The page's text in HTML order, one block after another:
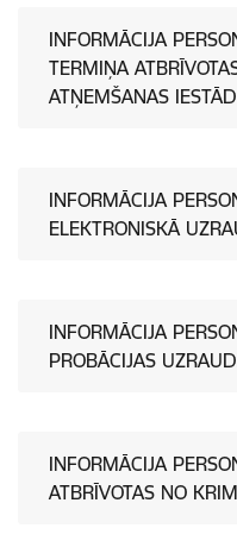
INFORMĀCIJA
TERMIŅA
ATŅEMŠANAS
INFORMĀCIJA
ELEKTRONISKĀ
INFORMĀCIJA
PROBĀCIJAS
INFORMĀCIJA
ATBRĪVOTAS NO